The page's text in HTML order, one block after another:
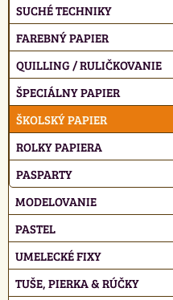
SUCHÉ TECHNIKY
FAREBNÝ PAPIER
QUILLING / RULIČKOVANIE
ŠPECIÁLNY PAPIER
ŠKOLSKÝ PAPIER
ROLKY PAPIERA
PASPARTY
MODELOVANIE
PASTEL
UMELECKÉ FIXY
TUŠE, PIERKA & RÚČKY